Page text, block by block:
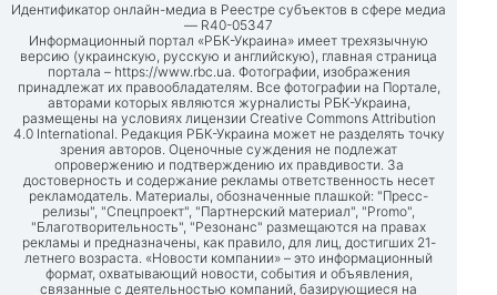
Идентификатор онлайн-медиа в Реестре субъектов в сфере медиа
— R40-05347
Информационный портал «РБК-Украина» имеет трехязычную
версию (украинскую, русскую и английскую), главная страница
портала – https://www.rbc.ua. Фотографии, изображения
принадлежат их правообладателям. Все фотографии на Портале,
авторами которых являются журналисты РБК-Украина,
размещены на условиях лицензии Creative Commons Attribution
4.0 International. Редакция РБК-Украина может не разделять точку
зрения авторов. Оценочные суждения не подлежат
опровержению и подтверждению их правдивости. За
достоверность и содержание рекламы ответственность несет
рекламодатель. Материалы, обозначенные плашкой: "Пресс-
релизы", "Спецпроект", "Партнерский материал", "Promo",
"Благотворительность", "Резонанс" размещаются на правах
рекламы и предназначены, как правило, для лиц, достигших 21-
летнего возраста. «Новости компании» – это информационный
формат, охватывающий новости, события и объявления,
связанные с деятельностью компаний, базирующиеся на